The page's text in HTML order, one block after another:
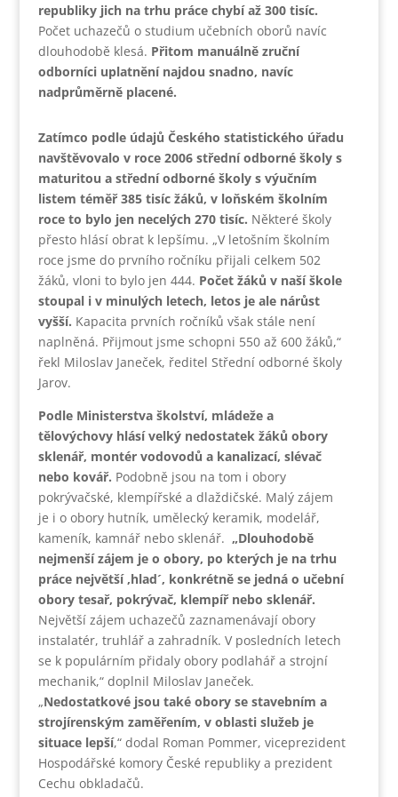
republiky jich na trhu práce chybí až 300 tisíc.
Počet uchazečů o studium učebních oborů navíc
dlouhodobě klesá. Přitom manuálně zruční
odborníci uplatnění najdou snadno, navíc
nadprůměrně placené.
Zatímco podle údajů Českého statistického úřadu
navštěvovalo v roce 2006 střední odborné školy s
maturitou a střední odborné školy s výučním
listem téměř 385 tisíc žáků, v loňském školním
roce to bylo jen necelých 270 tisíc. Některé školy
přesto hlásí obrat k lepšímu. „V letošním školním
roce jsme do prvního ročníku přijali celkem 502
žáků, vloni to bylo jen 444. Počet žáků v naší škole
stoupal i v minulých letech, letos je ale nárůst
vyšší. Kapacita prvních ročníků však stále není
naplněná. Přijmout jsme schopni 550 až 600 žáků,“
řekl Miloslav Janeček, ředitel Střední odborné školy
Jarov.
Podle Ministerstva školství, mládeže a
tělovýchovy hlásí velký nedostatek žáků obory
sklenář, montér vodovodů a kanalizací, slévač
nebo kovář. Podobně jsou na tom i obory
pokrývačské, klempířské a dlaždičské. Malý zájem
je i o obory hutník, umělecký keramik, modelář,
kameník, kamnář nebo sklenář. „Dlouhodobě
nejmenší zájem je o obory, po kterých je na trhu
práce největší ,hlad´, konkrétně se jedná o učební
obory tesař, pokrývač, klempíř nebo sklenář.
Největší zájem uchazečů zaznamenávají obory
instalatér, truhlář a zahradník. V posledních letech
se k populárním přidaly obory podlahář a strojní
mechanik,“ doplnil Miloslav Janeček.
„Nedostatkové jsou také obory se stavebním a
strojírenským zaměřením, v oblasti služeb je
situace lepší,“ dodal Roman Pommer, viceprezident
Hospodářské komory České republiky a prezident
Cechu obkladačů.